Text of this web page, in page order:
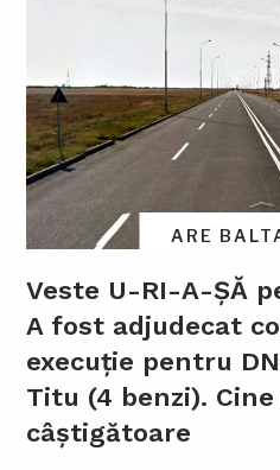
ARE
Veste U-RI-A-ȘĂ
A fost adjudecat
execuție pentru
Titu (4 benzi).
câștigătoare